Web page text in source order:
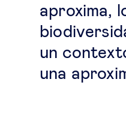
aproxima,
un
una